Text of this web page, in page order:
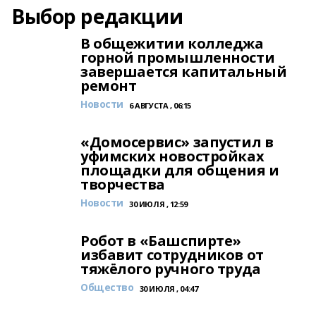
Выбор редакции
В общежитии колледжа
горной промышленности
завершается капитальный
ремонт
Новости 6 АВГУСТА , 06:15
«Домосервис» запустил в
уфимских новостройках
площадки для общения и
творчества
Новости 30 ИЮЛЯ , 12:59
Робот в «Башспирте»
избавит сотрудников от
тяжёлого ручного труда
Общество 30 ИЮЛЯ , 04:47